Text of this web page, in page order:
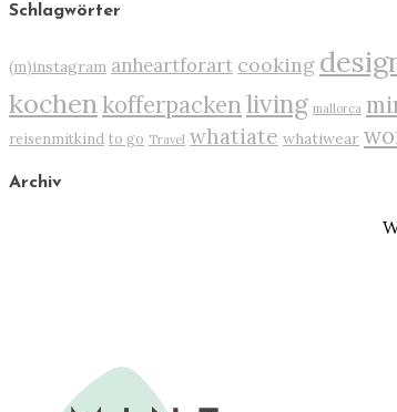
Schlagwörter
(m)instagram anheartforart cooking
kochenkofferpackenliving mallorca
reisenmitkind to go Travel whatiate whatiwear
Archiv